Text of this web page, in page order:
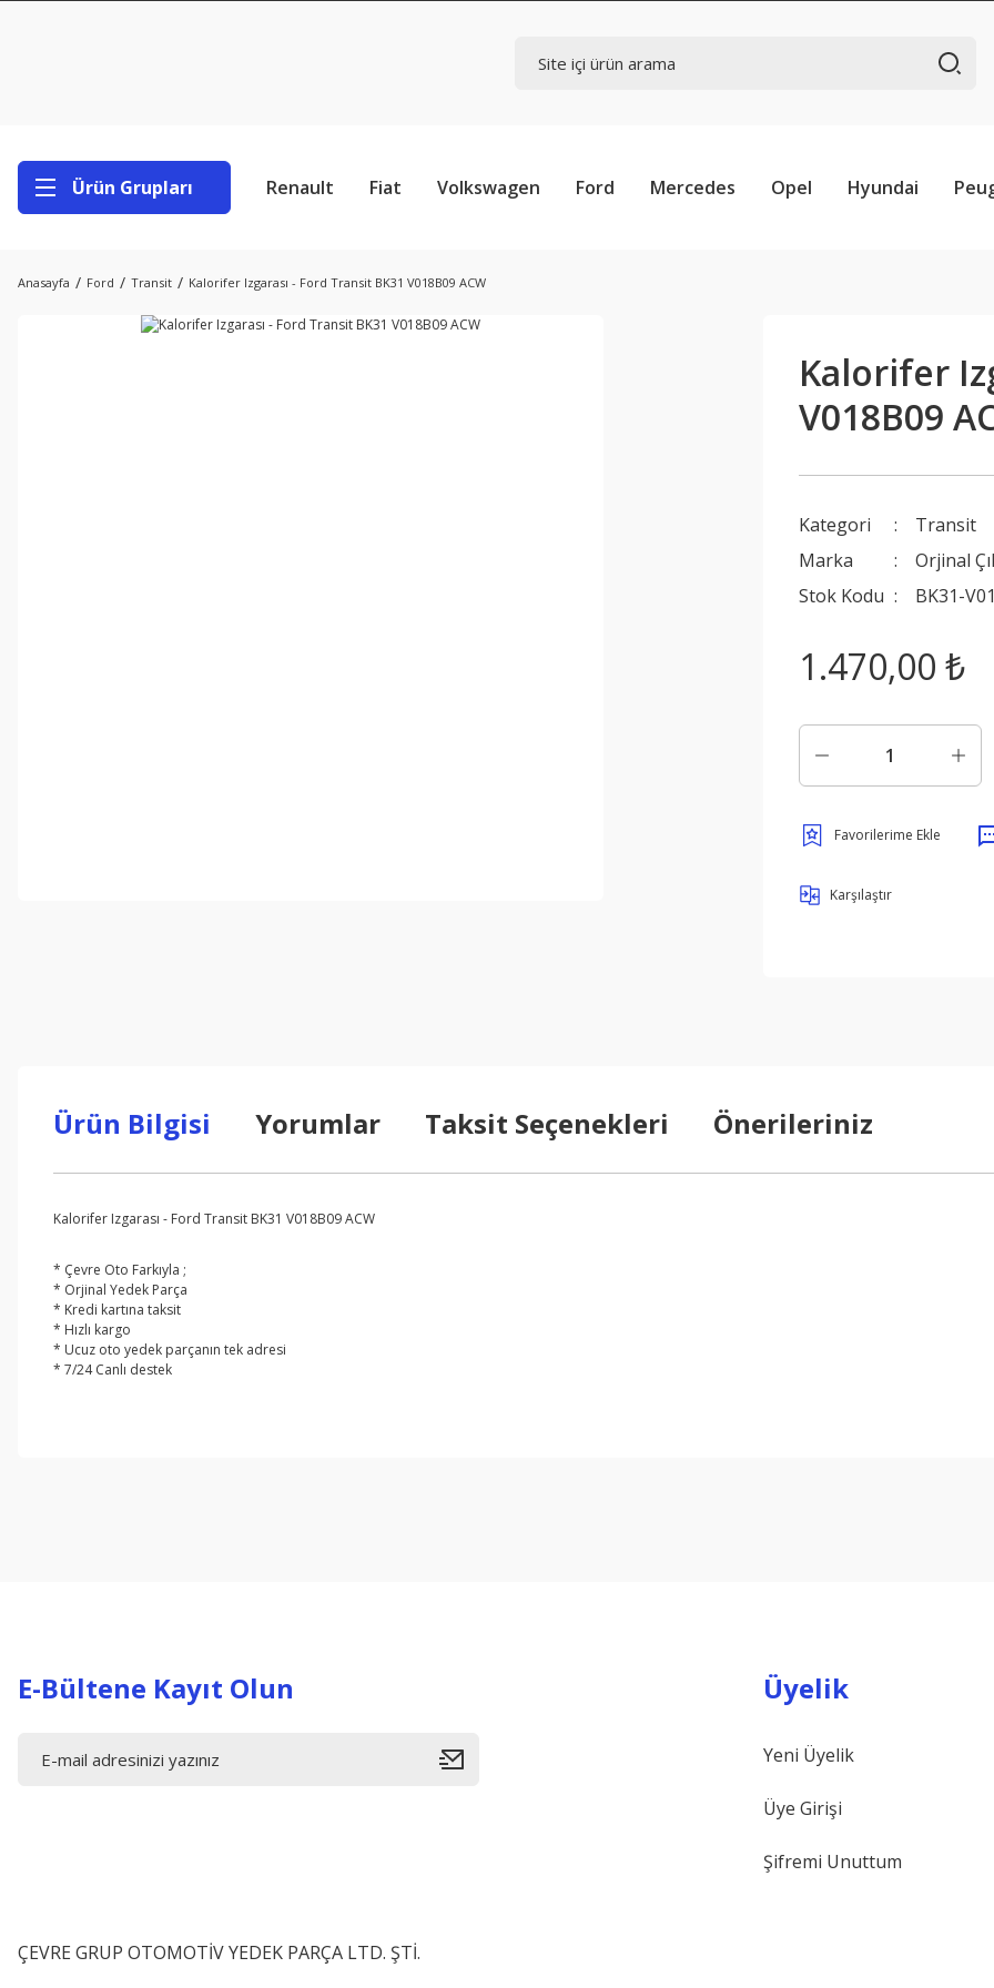
Ürün Grupları Renault Fiat Volkswagen Ford Mercedes Opel Hyundai
Anasayfa Ford Transit Kalorifer Izgarası - Ford Transit BK31 V018B09 ACW
Kalorifer
V018B09
Kategori
Transit
Marka
Orjinal
Stok Kodu
BK31-
1.470,00 ₺
Karşılaştır
Ürün Bilgisi Yorumlar Taksit Seçenekleri Önerileriniz
Kalorifer Izgarası - Ford Transit BK31 V018B09 ACW
* Çevre Oto Farkıyla ;
* Orjinal Yedek Parça
* Kredi kartına taksit
* Hızlı kargo
* Ucuz oto yedek parçanın tek adresi
* 7/24 Canlı destek
E-Bültene Kayıt Olun
ÇEVRE GRUP OTOMOTİV YEDEK PARÇA LTD. ŞTİ.
Üyelik
Yeni Üyelik
Üye Girişi
Şifremi Unuttum